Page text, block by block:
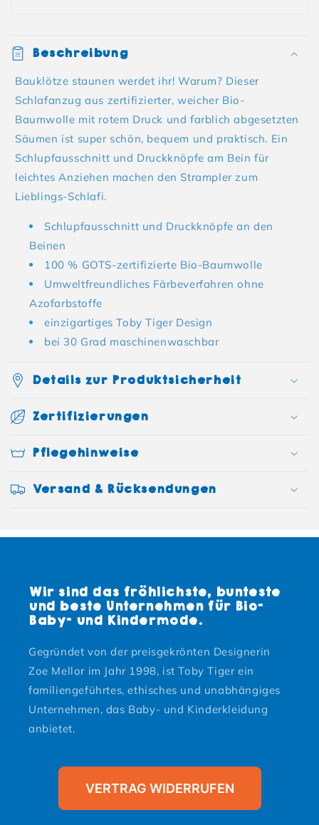
Beschreibung
Bauklötze staunen werdet ihr! Warum? Dieser
Schlafanzug aus zertifizierter, weicher Bio-
Baumwolle mit rotem Druck und farblich abgesetzten
Säumen ist super schön, bequem und praktisch. Ein
Schlupfausschnitt und Druckknöpfe am Bein für
leichtes Anziehen machen den Strampler zum
Lieblings-Schlafi.
Schlupfausschnitt und Druckknöpfe an den
Beinen
100 % GOTS-zertifizierte Bio-Baumwolle
Umweltfreundliches Färbeverfahren ohne
Azofarbstoffe
einzigartiges Toby Tiger Design
bei 30 Grad maschinenwaschbar
Details zur Produktsicherheit
Zertifizierungen
Pflegehinweise
Versand & Rücksendungen
Wir sind das fröhlichste, bunteste
und beste Unternehmen für Bio-
Baby- und Kindermode.
Gegründet von der preisgekrönten Designerin
Zoe Mellor im Jahr 1998, ist Toby Tiger ein
familiengeführtes, ethisches und unabhängiges
Unternehmen, das Baby- und Kinderkleidung
anbietet.
VERTRAG WIDERRUFEN